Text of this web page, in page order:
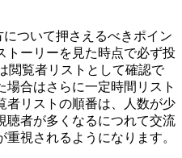
ついて押さえるべきポイン
トーリーを見た時点で必ず投
閲覧者リストとして確認で
場合はさらに一定時間リスト
者リストの順番は、人数が少
聴者が多くなるにつれて交流
視されるようになります。